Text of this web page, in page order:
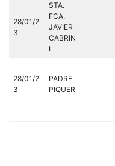
28/01/2
3
STA.
FCA.
JAVIER
CABRIN
I
28/01/2
3
PADRE
PIQUER